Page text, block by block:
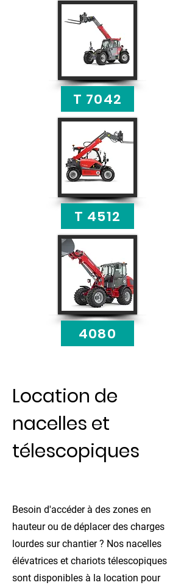
T 7042
T 4512
4080
Location de
nacelles et
télescopiques
Besoin d'accéder à des zones en
hauteur ou de déplacer des charges
lourdes sur chantier ? Nos nacelles
élévatrices et chariots télescopiques
sont disponibles à la location pour